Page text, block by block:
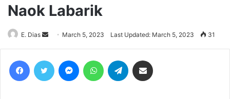
Naok Labarik
E. Dias
Send
an
March 5, 2023 Last Updated: March 5, 2023 31